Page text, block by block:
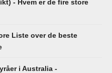
- Hvem er de fire store
Liste over de beste
i Australia -